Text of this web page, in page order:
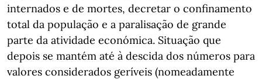
internados e de mortes, decretar o confinamento
total da população e a paralisação de grande
parte da atividade económica. Situação que
depois se mantém até à descida dos números para
valores considerados geríveis (nomeadamente